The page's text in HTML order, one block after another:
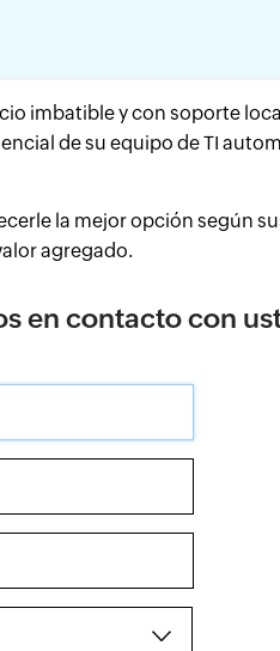
imbatible y con soporte
de su equipo de TI
la mejor opción según
agregado.
en contacto con